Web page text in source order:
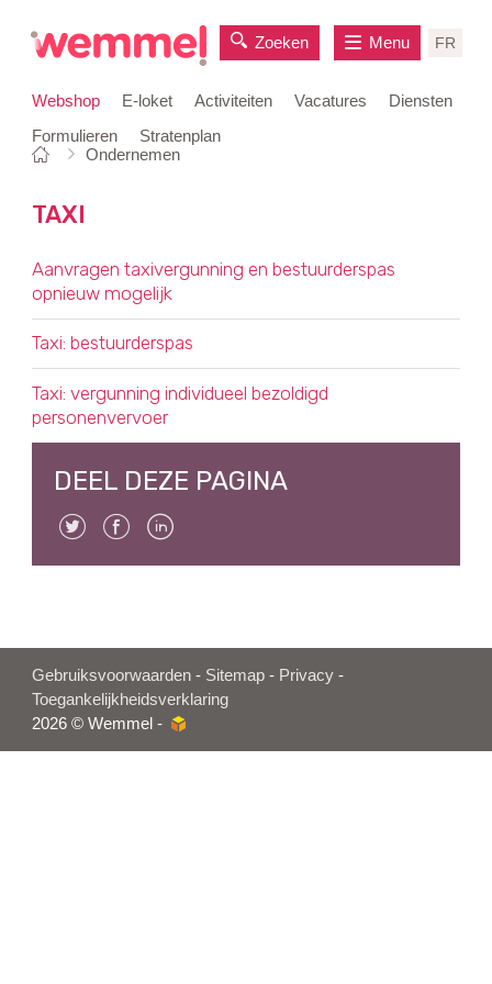
Webshop E-loket Activiteiten Vacatures
Diensten
Formulieren
Stratenplan
Zoeken FR
Menu
Je
hier:
Startpagina
Ondernemen
TAXI
OVERZICHT
Aanvragen taxivergunning en bestuurderspas
opnieuw mogelijk
Taxi: bestuurderspas
Taxi: vergunning individueel bezoldigd
personenvervoer
DEEL DEZE PAGINA
Twitter Facebook
Gebruiksvoorwaarden - Sitemap - Privacy -
Toegankelijkheidsverklaring
2026 © Wemmel -